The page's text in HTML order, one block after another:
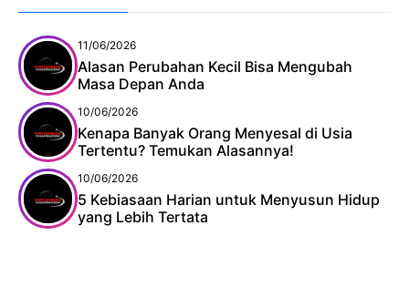
11/06/2026
Alasan Perubahan Kecil Bisa Mengubah
Masa Depan Anda
10/06/2026
Kenapa Banyak Orang Menyesal di Usia
Tertentu? Temukan Alasannya!
10/06/2026
5 Kebiasaan Harian untuk Menyusun Hidup
yang Lebih Tertata